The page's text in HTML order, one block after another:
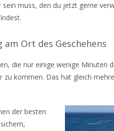
sein muss, den du jetzt gerne
am Ort des Geschehens
die nur einige wenige Minuten
zu kommen. Das hat gleich
der besten